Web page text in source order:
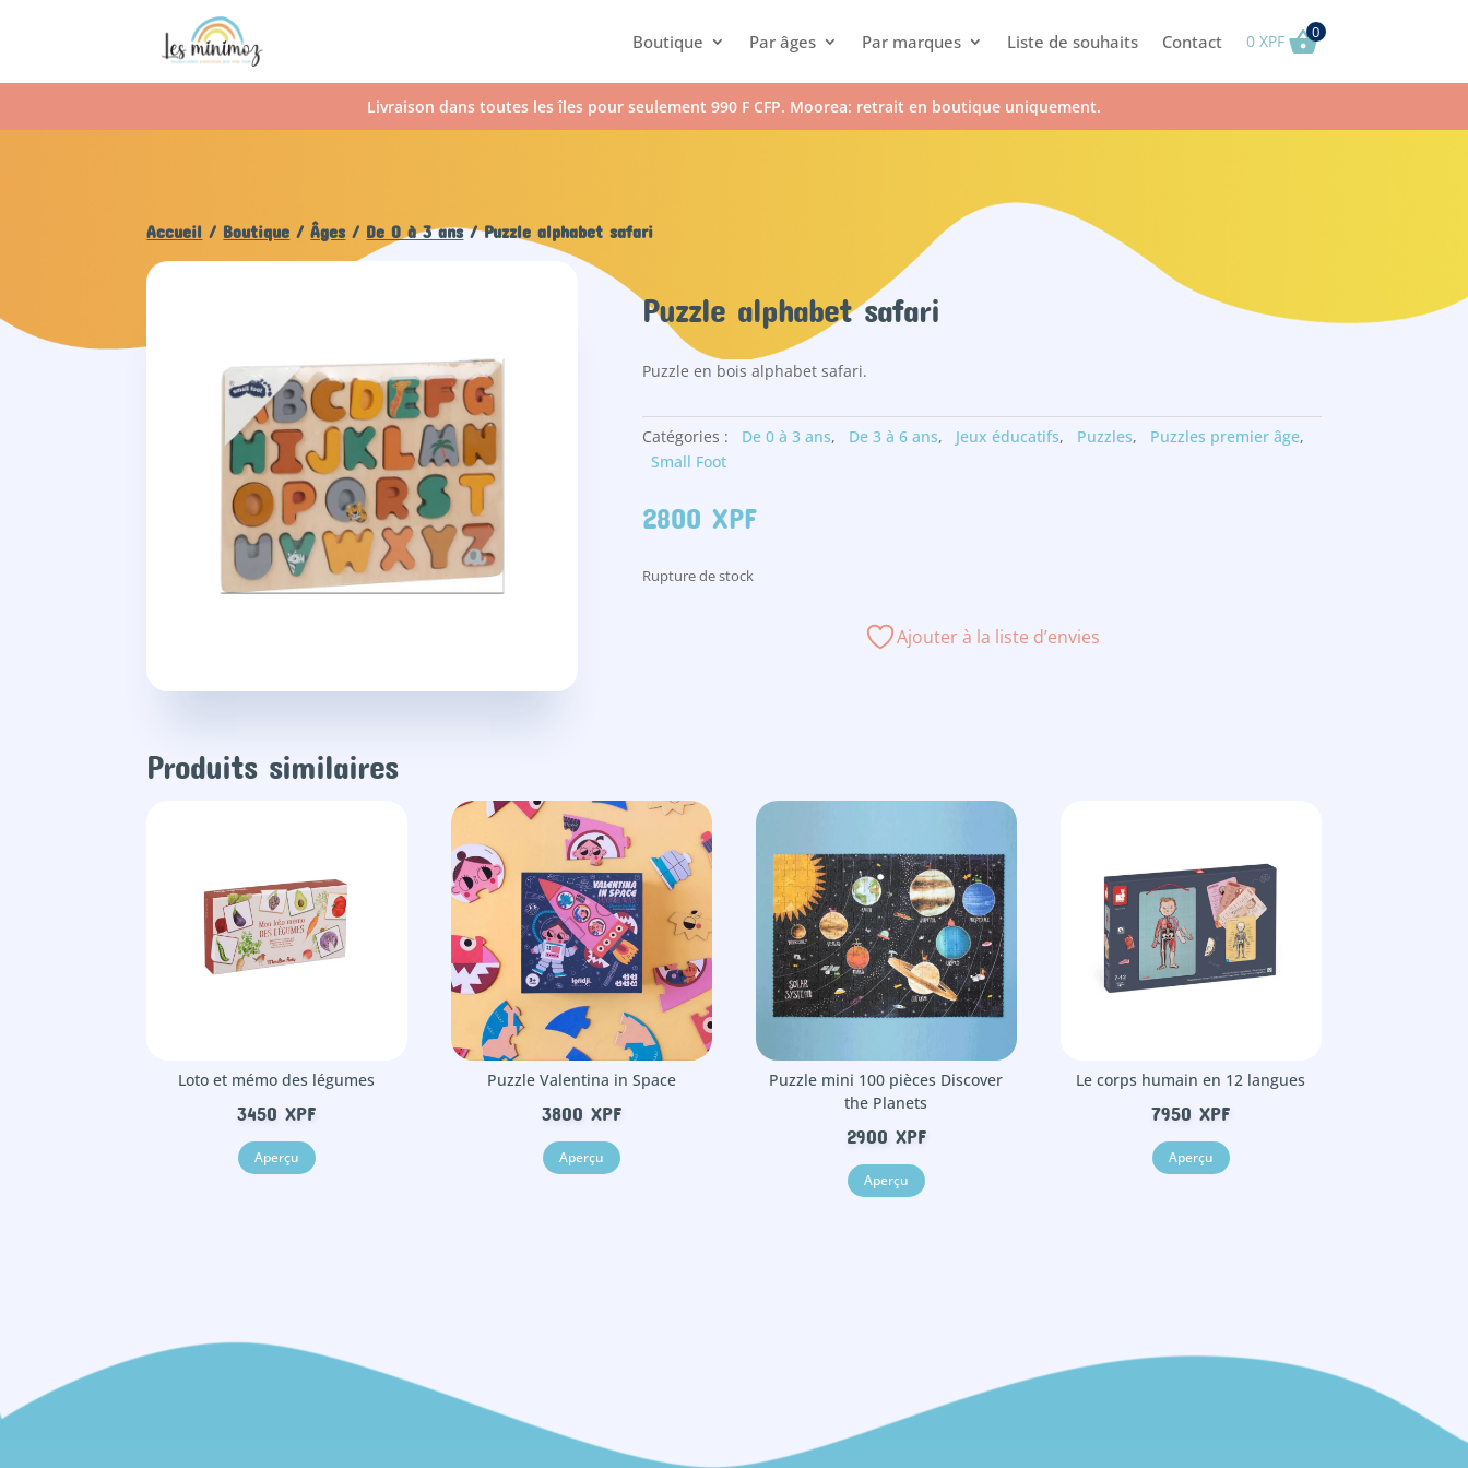
Boutique Par âges Par marques Liste de souhaits Contact 0 XPF 0
Livraison dans toutes les îles pour seulement 990 F CFP. Moorea: retrait en boutique uniquement.
Accueil / Boutique /Âges/ De 0 à 3 ans/ Puzzle alphabet safari
Puzzle alphabet safari
Puzzle en bois alphabet safari.
Catégories : De 0 à 3 ans, De 3 à 6 ans, Jeux éducatifs, Puzzles, Puzzles premier âge,
Small Foot
2800XPF
Rupture de stock
Ajouter à la liste d’envies
Produits similaires
Loto et mémo des légumes
3450XPF
Aperçu
Puzzle Valentina in Space
3800 XPF
Aperçu
Puzzle mini 100 pièces Discover
the Planets
2900 XPF
Aperçu
Le corps humain en 12 langues
7950XPF
Aperçu